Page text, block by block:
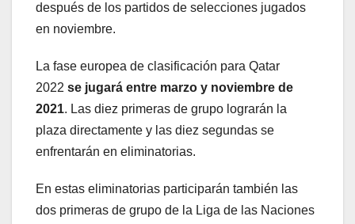
después de los partidos de selecciones jugados
en noviembre.
La fase europea de clasificación para Qatar
2022 se jugará entre marzo y noviembre de
2021. Las diez primeras de grupo lograrán la
plaza directamente y las diez segundas se
enfrentarán en eliminatorias.
En estas eliminatorias participarán también las
dos primeras de grupo de la Liga de las Naciones